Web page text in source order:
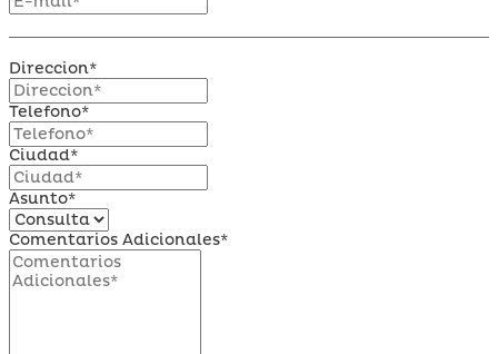
Direccion*
Telefono*
Ciudad*
Asunto*
Comentarios Adicionales*